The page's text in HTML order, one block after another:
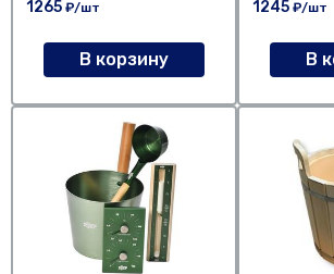
1265 ₽/шт
В корзину
1245 ₽/шт
В